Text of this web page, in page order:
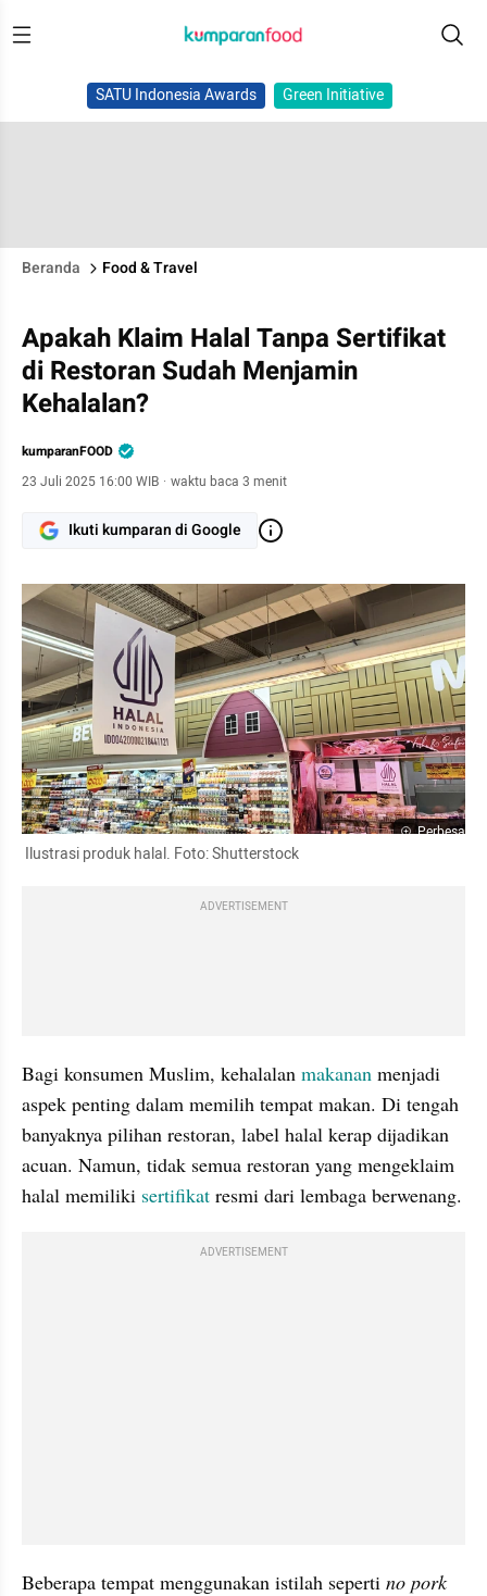
SATU Indonesia Awards Green Initiative
Beranda Food & Travel
Apakah Klaim Halal Tanpa Sertifikat
di Restoran Sudah Menjamin
Kehalalan?
kumparanFOOD
23 Juli 2025 16:00 WIB · waktu baca 3 menit
Ikuti kumparan di Google
Perbesar
Ilustrasi produk halal. Foto: Shutterstock
ADVERTISEMENT
Bagi konsumen Muslim, kehalalan makanan menjadi
aspek penting dalam memilih tempat makan. Di tengah
banyaknya pilihan restoran, label halal kerap dijadikan
acuan. Namun, tidak semua restoran yang mengeklaim
halal memiliki sertifikat resmi dari lembaga berwenang.
ADVERTISEMENT
Beberapa tempat menggunakan istilah seperti no pork